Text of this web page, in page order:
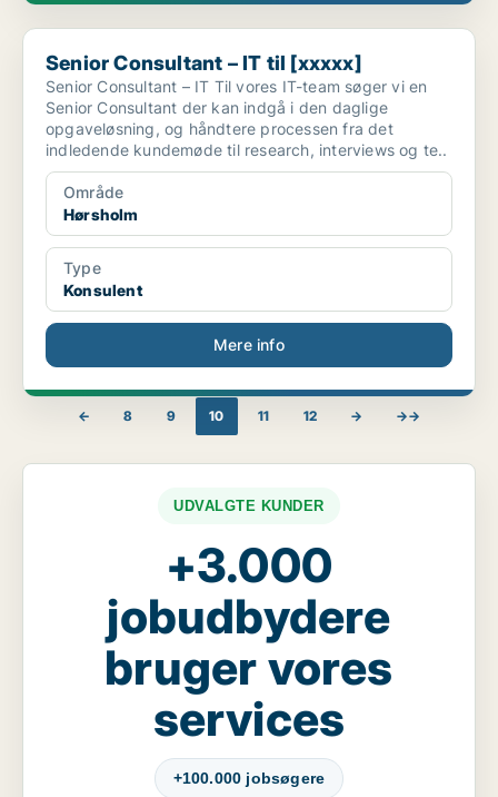
Senior Consultant – IT til [xxxxx]
Senior Consultant – IT til [xxxxx]
Senior Consultant – IT Til vores IT-team søger vi en
Senior Consultant der kan indgå i den daglige
opgaveløsning, og håndtere processen fra det
indledende kundemøde til research, interviews og te..
Område
Hørsholm
Type
Konsulent
Mere info
← 8 9 10 11 12 → →→
UDVALGTE KUNDER
+3.000
jobudbydere
bruger vores
services
+100.000 jobsøgere